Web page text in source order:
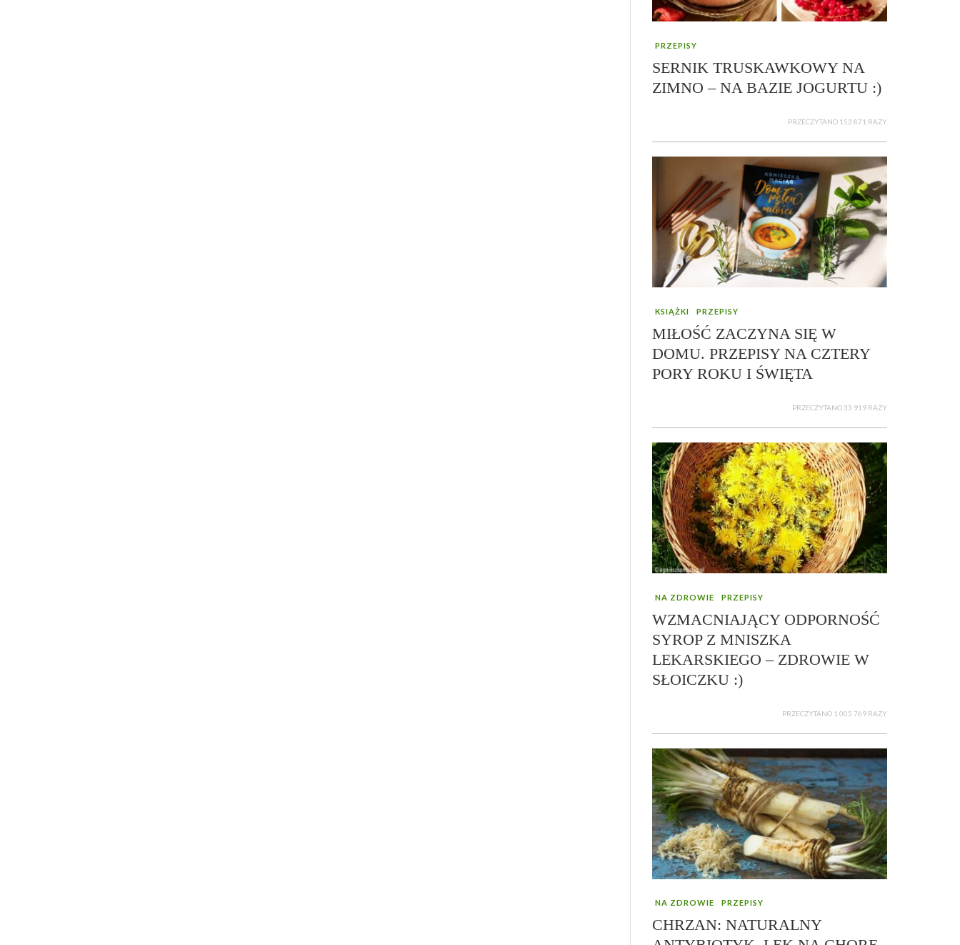
PRZEPISY
SERNIK TRUSKAWKOWY NA
ZIMNO – NA BAZIE JOGURTU :)
PRZECZYTANO 153 871 RAZY
KSIĄŻKI PRZEPISY
MIŁOŚĆ ZACZYNA SIĘ W
DOMU. PRZEPISY NA CZTERY
PORY ROKU I ŚWIĘTA
PRZECZYTANO 33 919 RAZY
NA ZDROWIE PRZEPISY
WZMACNIAJĄCY ODPORNOŚĆ
SYROP Z MNISZKA
LEKARSKIEGO – ZDROWIE W
SŁOICZKU :)
PRZECZYTANO 1 005 769 RAZY
NA ZDROWIE PRZEPISY
CHRZAN: NATURALNY